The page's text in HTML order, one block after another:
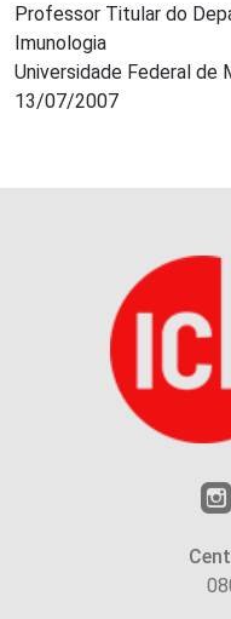
Professor Titular do
Imunologia
Universidade Federal de
13/07/2007